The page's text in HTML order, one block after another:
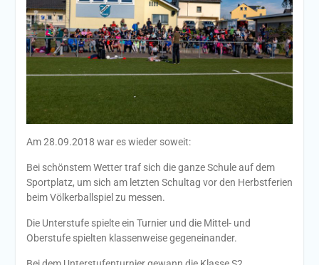
Am 28.09.2018 war es wieder soweit:
Bei schönstem Wetter traf sich die ganze Schule auf dem
Sportplatz, um sich am letzten Schultag vor den Herbstferien
beim Völkerballspiel zu messen.
Die Unterstufe spielte ein Turnier und die Mittel- und
Oberstufe spielten klassenweise gegeneinander.